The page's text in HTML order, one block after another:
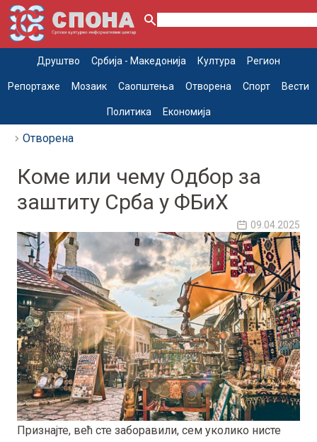
Друштво Србија - Македонија Култура Регион
Репортаже Мозаик Саопштења Отворена Спорт Вести
Политика Економија
Отворена
Коме или чему Одбор за
заштиту Срба у ФБиХ
09.04.2025
Признајте, већ сте заборавили, сем уколико нисте